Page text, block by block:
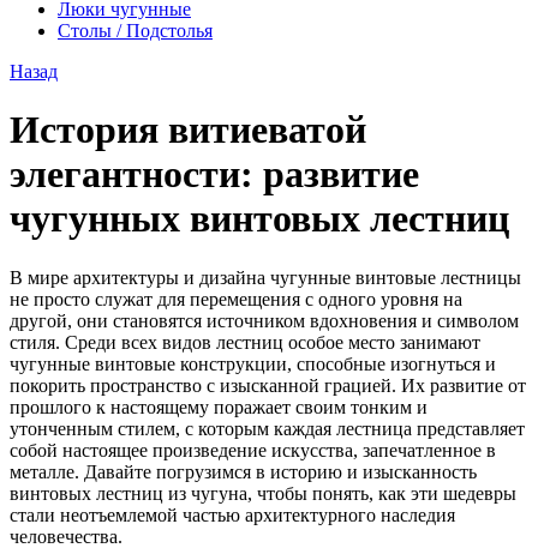
Люки чугунные
Столы / Подстолья
Назад
История витиеватой
элегантности: развитие
чугунных винтовых лестниц
В мире архитектуры и дизайна чугунные винтовые лестницы
не просто служат для перемещения с одного уровня на
другой, они становятся источником вдохновения и символом
стиля. Среди всех видов лестниц особое место занимают
чугунные винтовые конструкции, способные изогнуться и
покорить пространство с изысканной грацией. Их развитие от
прошлого к настоящему поражает своим тонким и
утонченным стилем, с которым каждая лестница представляет
собой настоящее произведение искусства, запечатленное в
металле. Давайте погрузимся в историю и изысканность
винтовых лестниц из чугуна, чтобы понять, как эти шедевры
стали неотъемлемой частью архитектурного наследия
человечества.